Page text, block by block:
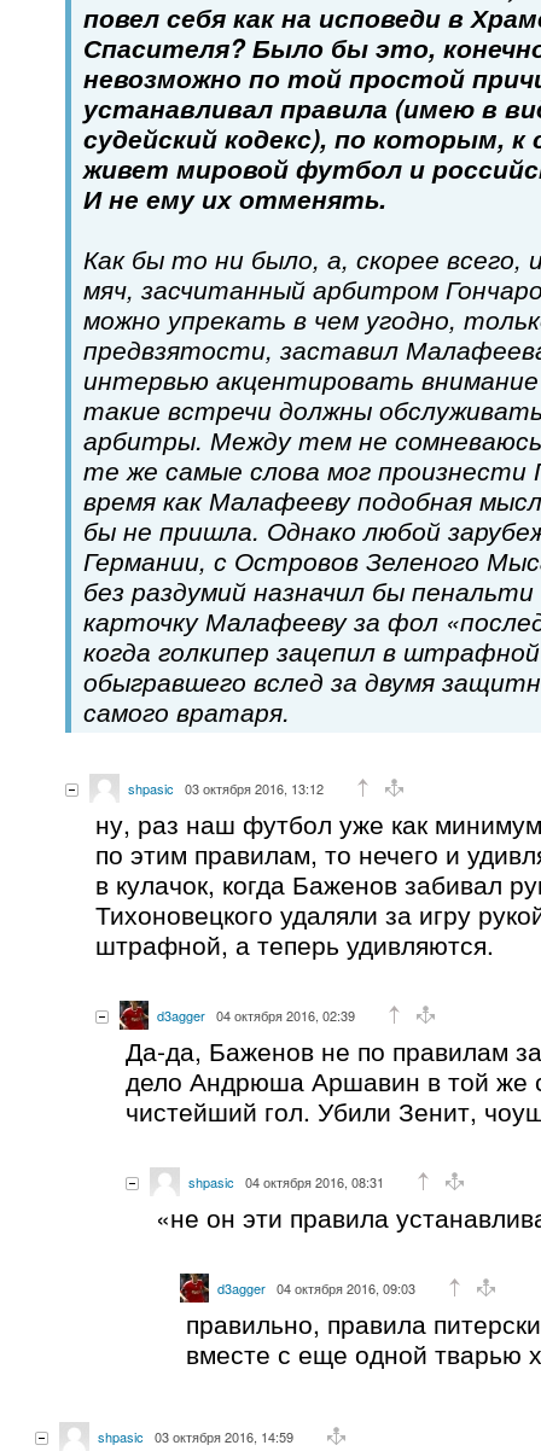
повел себя как на исповеди в
Спасителя? Было бы это,
невозможно по той простой
устанавливал правила (имею в
судейский кодекс), по которым,
живет мировой футбол и
И не ему их отменять.
Как бы то ни было, а, скорее
мяч, засчитанный арбитром
можно упрекать в чем угодно,
предвзятости, заставил
интервью акцентировать
такие встречи должны
арбитры. Между тем не
те же самые слова мог
время как Малафееву подобная
бы не пришла. Однако любой
Германии, с Островов Зеленого
без раздумий назначил бы
карточку Малафееву за фол
когда голкипер зацепил в
обыгравшего вслед за двумя
самого вратаря.
shpasic 03 октября 2016, 13:12
ну, раз наш футбол уже как
по этим правилам, то нечего и
в кулачок, когда Баженов забивал
Тихоновецкого удаляли за игру
штрафной, а теперь удивляются.
d3agger 04 октября 2016, 02:39
Да-да, Баженов не по правилам
дело Андрюша Аршавин в той же
чистейший гол. Убили Зенит,
shpasic 04 октября 2016, 08:31
«не он эти правила
d3agger 04 октября 2016, 09:03
правильно, правила
вместе с еще одной тварью
shpasic 03 октября 2016, 14:59